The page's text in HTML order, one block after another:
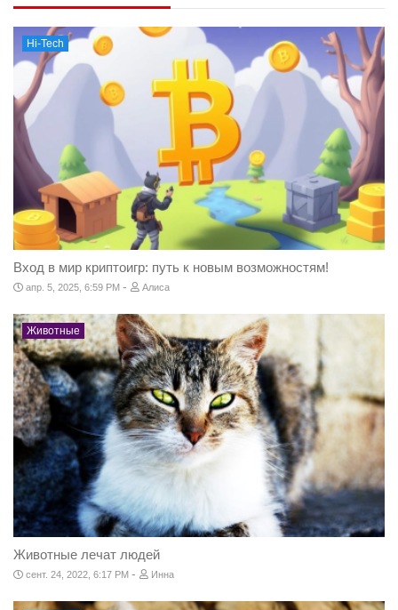
Hi-Tech
Вход в мир криптоигр: путь к новым возможностям!
апр. 5, 2025, 6:59 PM - Алиса
Животные
Животные лечат людей
сент. 24, 2022, 6:17 PM - Инна